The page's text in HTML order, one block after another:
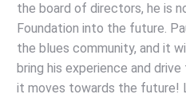
the board of directors, he is
Foundation into the future.
the blues community, and it
bring his experience and
it moves towards the future!